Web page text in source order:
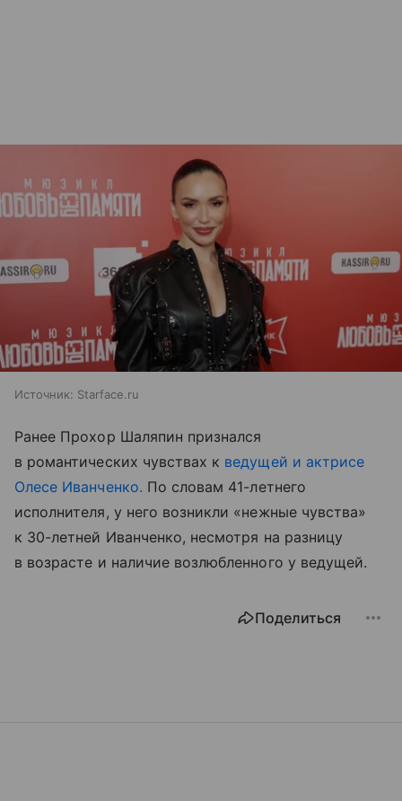
Источник: Starface.ru
Ранее Прохор Шаляпин признался
в романтических чувствах к ведущей и актрисе
Олесе Иванченко. По словам 41-летнего
исполнителя, у него возникли «нежные чувства»
к 30-летней Иванченко, несмотря на разницу
в возрасте и наличие возлюбленного у ведущей.
Поделиться